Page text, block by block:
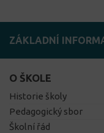
ZÁKLADNÍ
O ŠKOLE
Historie školy
Pedagogický sbor
Školní řád